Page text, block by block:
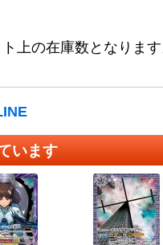
上の在庫数となりま
います